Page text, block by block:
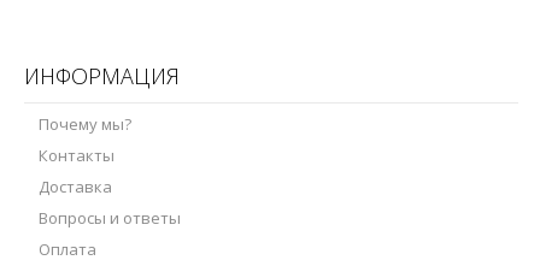
ИНФОРМАЦИЯ
Почему мы?
Контакты
Доставка
Вопросы и ответы
Оплата